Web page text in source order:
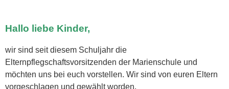
Hallo liebe Kinder,
wir sind seit diesem Schuljahr die
Elternpflegschaftsvorsitzenden der Marienschule und
möchten uns bei euch vorstellen. Wir sind von euren Eltern
vorgeschlagen und gewählt worden.